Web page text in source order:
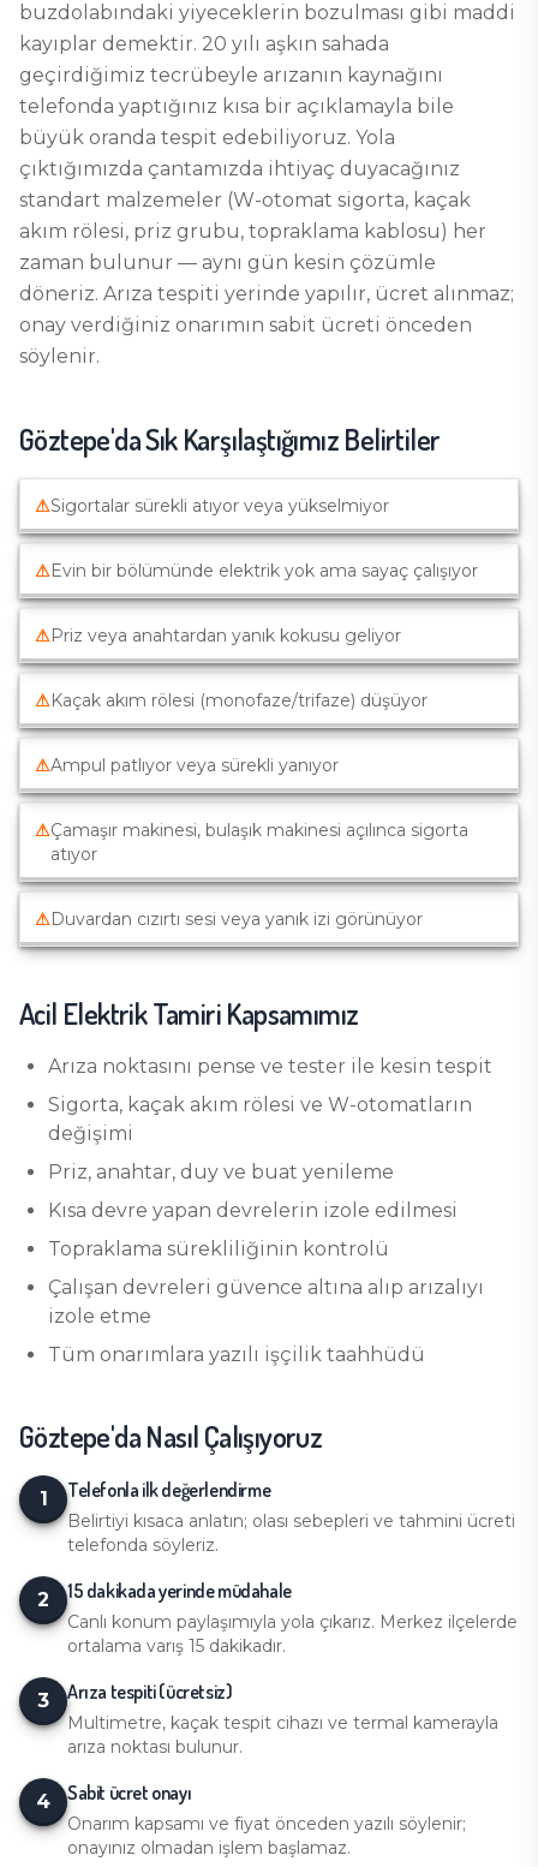
buzdolabındaki yiyeceklerin bozulması gibi maddi
kayıplar demektir. 20 yılı aşkın sahada
geçirdiğimiz tecrübeyle arızanın kaynağını
telefonda yaptığınız kısa bir açıklamayla bile
büyük oranda tespit edebiliyoruz. Yola
çıktığımızda çantamızda ihtiyaç duyacağınız
standart malzemeler (W-otomat sigorta, kaçak
akım rölesi, priz grubu, topraklama kablosu) her
zaman bulunur — aynı gün kesin çözümle
döneriz. Arıza tespiti yerinde yapılır, ücret alınmaz;
onay verdiğiniz onarımın sabit ücreti önceden
söylenir.
Göztepe'da Sık Karşılaştığımız Belirtiler
⚠Sigortalar sürekli atıyor veya yükselmiyor
⚠Evin bir bölümünde elektrik yok ama sayaç çalışıyor
⚠Priz veya anahtardan yanık kokusu geliyor
⚠Kaçak akım rölesi (monofaze/trifaze) düşüyor
⚠Ampul patlıyor veya sürekli yanıyor
⚠Çamaşır makinesi, bulaşık makinesi açılınca sigorta
atıyor
⚠Duvardan cızırtı sesi veya yanık izi görünüyor
Acil Elektrik TamiriKapsamımız
Arıza noktasını pense ve tester ile kesin tespit
Sigorta, kaçak akım rölesi ve W-otomatların
değişimi
Priz, anahtar, duy ve buat yenileme
Kısa devre yapan devrelerin izole edilmesi
Topraklama sürekliliğinin kontrolü
Çalışan devreleri güvence altına alıp arızalıyı
izole etme
Tüm onarımlara yazılı işçilik taahhüdü
Göztepe'da Nasıl Çalışıyoruz
1 Telefonla ilk değerlendirme
Belirtiyi kısaca anlatın; olası sebepleri ve tahmini ücreti
telefonda söyleriz.
2 15 dakikada yerinde müdahale
Canlı konum paylaşımıyla yola çıkarız. Merkez ilçelerde
ortalama varış 15 dakikadır.
3 Arıza tespiti (ücretsiz)
Multimetre, kaçak tespit cihazı ve termal kamerayla
arıza noktası bulunur.
4 Sabit ücret onayı
Onarım kapsamı ve fiyat önceden yazılı söylenir;
onayınız olmadan işlem başlamaz.